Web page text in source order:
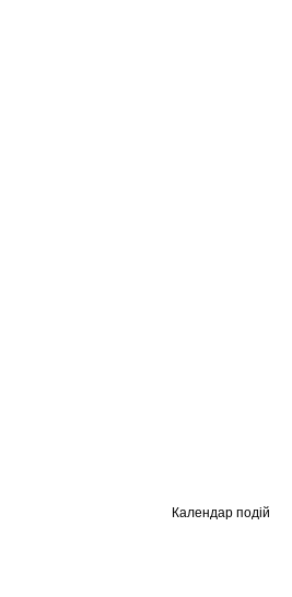
Календар подій